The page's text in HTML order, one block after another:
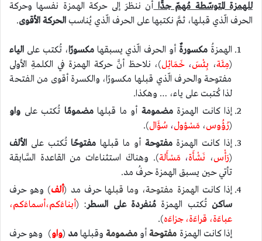
للهمزة المتوسّطة مُهمّ جدًّاأن ننظرَ إلى حركة الهمزة نفسها وحركة
الحرف الّذي قبلها، ثمَّ نكتبها على الحرف الّذي يُناسب الحركة الأقوى.
الهمزةُ مكسورةٌ أو الحرف الّذي يسبقهامكسورًا، تُكتب على الياء
(مِئَة، بِئْسَ، خَمَائِل)، نلاحظ أنَّ حركة الهمزة في الكلمةِ الأولى
مفتوحة والحرف الّذي قبلها مكسورًا، والكسرة أقوى من الفتحة
لذا كُتبت على ياء، … وهكذا.
إذا كانت الهمزةمضمومة أو ما قبلهامضمومًا تُكتب على واو
(رُؤُوس، مَسْؤول، سُؤَال).
إذا كانت الهمزةمفتوحة أو ما قبلها مفتوحًاتُكتب على الألف
(رَأْس، نَشْأَة، مَسْأَلة). وهناكَ استثناءات من القاعدة السَّابقة
تأتي حين يسبق الهمزة حرفُ مد.
إذا كانت الهمزة مفتوحة، وما قبلهاحرف مد (ألف) وهو حرف
ساكنتُكتب الهمزة مُنفردة على السطر: (أبناءَكم،أسماءَكم،
عباءَة، قراءَة، جزاءَه).
إذا كانت الهمزة مفتوحة أو مضمومة وقبلهامد (واو) وهو حرف